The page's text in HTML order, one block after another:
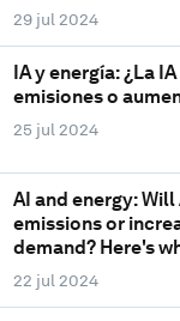
29 jul 2024
IA y energía: ¿La
emisiones o
25 jul 2024
AI and energy:
emissions or
demand? Here's
22 jul 2024